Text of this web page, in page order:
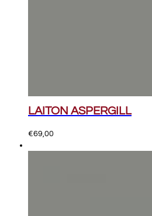
LAITON ASPERGILL
€69,00